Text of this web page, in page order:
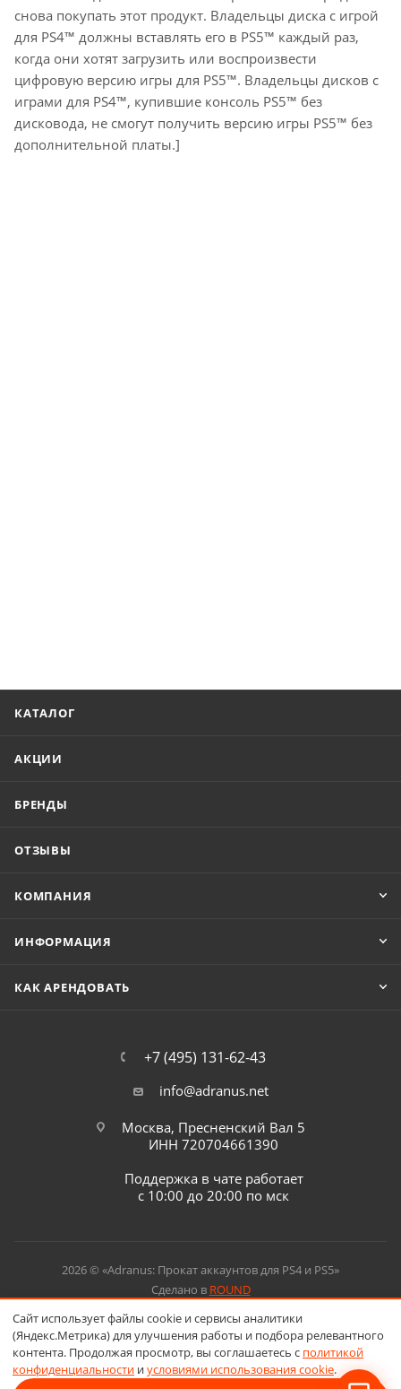
снова покупать этот продукт. Владельцы диска с игрой
для PS4™ должны вставлять его в PS5™ каждый раз,
когда они хотят загрузить или воспроизвести
цифровую версию игры для PS5™. Владельцы дисков с
играми для PS4™, купившие консоль PS5™ без
дисковода, не смогут получить версию игры PS5™ без
дополнительной платы.]
КАТАЛОГ
АКЦИИ
БРЕНДЫ
ОТЗЫВЫ
КОМПАНИЯ
ИНФОРМАЦИЯ
КАК АРЕНДОВАТЬ
+7 (495) 131-62-43
info@adranus.net
Москва, Пресненский Вал 5
ИНН 720704661390
Поддержка в чате работает
с 10:00 до 20:00 по мск
2026 © «Adranus: Прокат аккаунтов для PS4 и PS5»
Сделано в ROUND
Сайт использует файлы cookie и сервисы аналитики
(Яндекс.Метрика) для улучшения работы и подбора релевантного
контента. Продолжая просмотр, вы соглашаетесь с политикой
конфиденциальности иусловиями использования cookie.